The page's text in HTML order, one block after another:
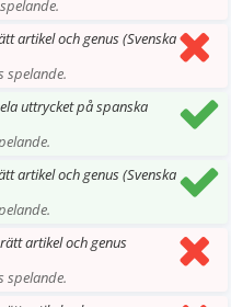
artikel och genus (Svenska
spelande.
uttrycket på spanska
artikel och genus (Svenska
artikel och genus
spelande.